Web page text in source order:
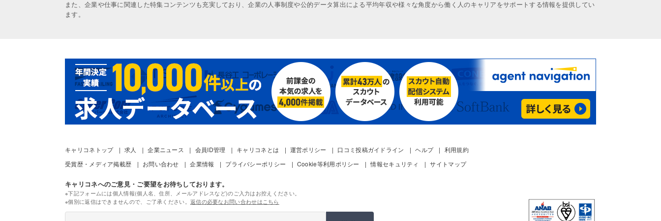
また、企業や仕事に関連した特集コンテンツも充実しており、企業の人事制度や公的データ算出による平均年収や様々な角度から働く人のキャリアをサポートする情報を提供してい
ます。
キャリコネトップ 求人 企業ニュース 会員ID管理 キャリコネとは 運営ポリシー 口コミ投稿ガイドライン ヘルプ
利用規約
受賞歴・メディア掲載歴
お問い合わせ 企業情報 プライバシーポリシー Cookie等利用ポリシー 情報セキュリティ サイトマップ
キャリコネへのご意見・ご要望をお待ちしております。
※下記フォームには個人情報(個人名、住所、メールアドレスなど)のご入力はお控えください。
※個別に返信はできませんので、ご了承ください。 返信の必要なお問い合わせはこちら